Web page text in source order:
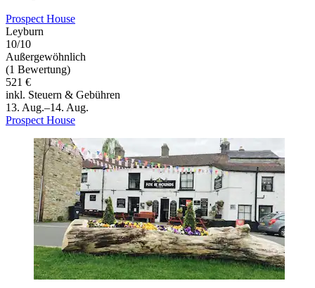
Prospect House
Leyburn
10/10
Außergewöhnlich
(1 Bewertung)
521 €
inkl. Steuern & Gebühren
13. Aug.–14. Aug.
Prospect House